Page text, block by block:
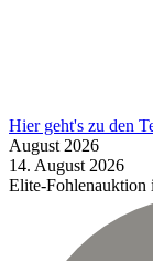
Hier geht's zu den
August 2026
14. August 2026
Elite-Fohlenauktion